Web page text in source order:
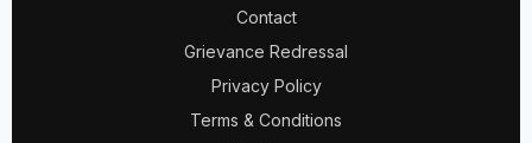
Contact
Grievance Redressal
Privacy Policy
Terms & Conditions